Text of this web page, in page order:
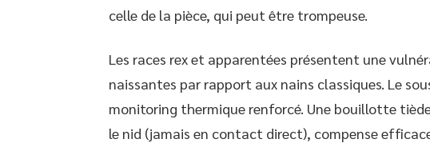
celle de la pièce, qui peut être trompeuse.
Les races rex et apparentées présentent une
naissantes par rapport aux nains classiques. Le
monitoring thermique renforcé. Une bouillotte
le nid (jamais en contact direct), compense